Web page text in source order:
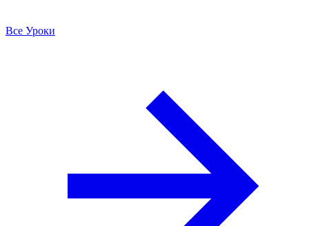
Все Уроки